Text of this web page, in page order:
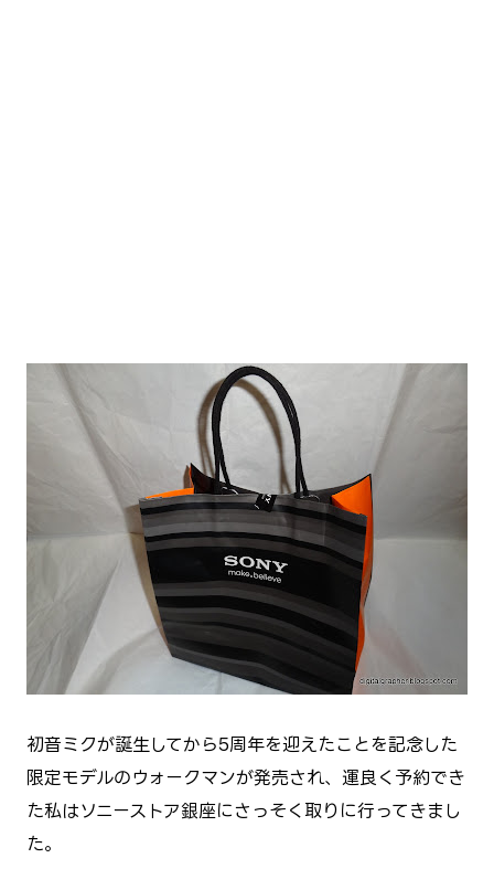
初音ミクが誕生してから5周年を迎えたことを記念した
限定モデルのウォークマンが発売され、運良く予約でき
た私はソニーストア銀座にさっそく取りに行ってきまし
た。